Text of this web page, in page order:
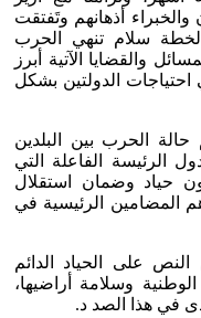
أذهانهم وتَفتقت
سلام تنهي الحرب
والقضايا الآتية أبرز
احتياجات الدولتين بشكل
الحرب بين البلدين
الرئيسة الفاعلة التي
حياد وضمان استقلال
المضامين الرئيسية في
النص على الحياد الدائم
وسلامة أراضيها،